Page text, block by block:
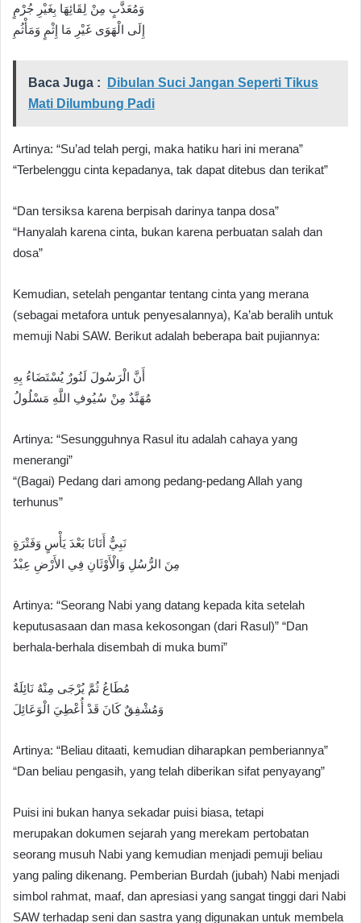
وَمُعَذَّبٍ مِنْ لِقَائِهَا بِغَيْرِ جُرْمٍ
إِلَى الْهَوَى غَيْرِ مَا إِثْمٍ وَمَأْثُمِ
Baca Juga :
Dibulan Suci Jangan Seperti Tikus
Mati Dilumbung Padi
Artinya: “Su’ad telah pergi, maka hatiku hari ini merana”
“Terbelenggu cinta kepadanya, tak dapat ditebus dan terikat”
“Dan tersiksa karena berpisah darinya tanpa dosa”
“Hanyalah karena cinta, bukan karena perbuatan salah dan
dosa”
Kemudian, setelah pengantar tentang cinta yang merana
(sebagai metafora untuk penyesalannya), Ka’ab beralih untuk
memuji Nabi SAW. Berikut adalah beberapa bait pujiannya:
أَنَّ الْرَسُولَ لَنُورٌ يُسْتَضَاءُ بِهِ
مُهَنَّدٌ مِنْ سُيُوفِ اللَّهِ مَسْلُولُ
Artinya: “Sesungguhnya Rasul itu adalah cahaya yang
menerangi”
“(Bagai) Pedang dari among pedang-pedang Allah yang
terhunus”
نَبِيٌّ أَتَانَا بَعْدَ يَأْسٍ وَفَتْرَةٍ
مِنَ الرُّسُلِ وَالْأَوْثَانِ فِي الأَرْضِ عِبْدُ
Artinya: “Seorang Nabi yang datang kepada kita setelah
keputusasaan dan masa kekosongan (dari Rasul)” “Dan
berhala-berhala disembah di muka bumi”
مُطَاعُ ثُمَّ يُرْجَى مِنْهُ نَائِلَةٌ
وَمُشْفِقٌ كَانَ قَدْ أُعْطِيَ الْوَعَائِلَ
Artinya: “Beliau ditaati, kemudian diharapkan pemberiannya”
“Dan beliau pengasih, yang telah diberikan sifat penyayang”
Puisi ini bukan hanya sekadar puisi biasa, tetapi
merupakan dokumen sejarah yang merekam pertobatan
seorang musuh Nabi yang kemudian menjadi pemuji beliau
yang paling dikenang. Pemberian Burdah (jubah) Nabi menjadi
simbol rahmat, maaf, dan apresiasi yang sangat tinggi dari Nabi
SAW terhadap seni dan sastra yang digunakan untuk membela